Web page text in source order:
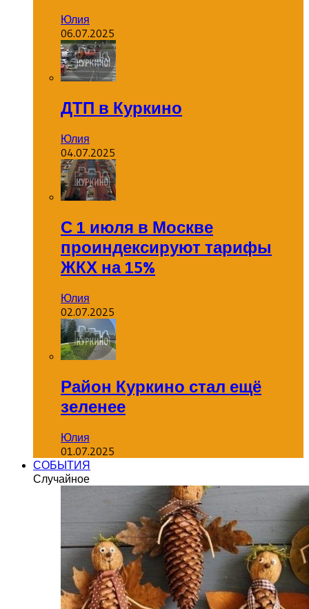
Юлия
06.07.2025
ДТП в Куркино
Юлия
04.07.2025
С 1 июля в Москве
проиндексируют тарифы
ЖКХ на 15%
Юлия
02.07.2025
Район Куркино стал ещё
зеленее
Юлия
01.07.2025
СОБЫТИЯ
Случайное